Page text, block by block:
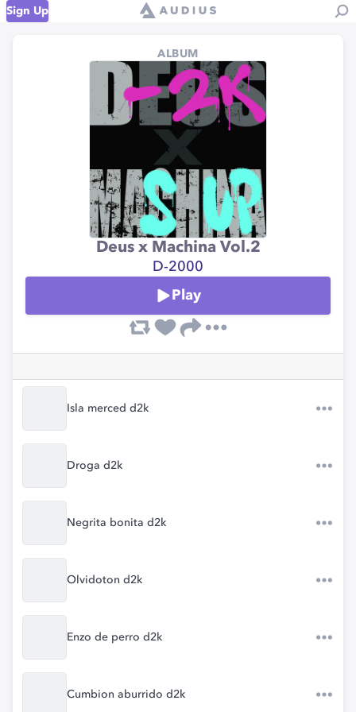
Sign Up
ALBUM
Deus x Machina Vol.2
D-2000
Play
Isla merced d2k
Droga d2k
Negrita bonita d2k
Olvidoton d2k
Enzo de perro d2k
Cumbion aburrido d2k